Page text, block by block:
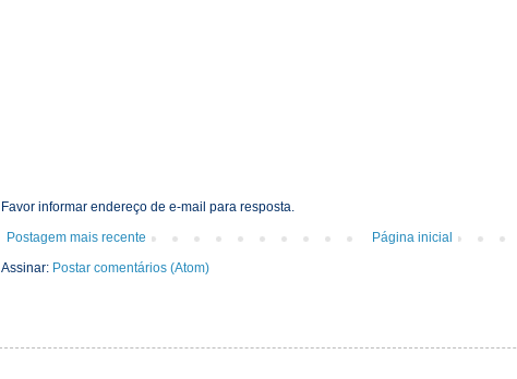
Favor informar endereço de e-mail para resposta.
Postagem mais recente
Página inicial
Assinar: Postar comentários (Atom)